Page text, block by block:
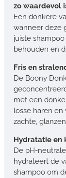
zo waardevol
Een donkere
wanneer deze
juiste
behouden en
Fris en
De Boony
met een
losse haren en
zachte,
Hydratatie en
De pH-
hydrateert de
shampoo om